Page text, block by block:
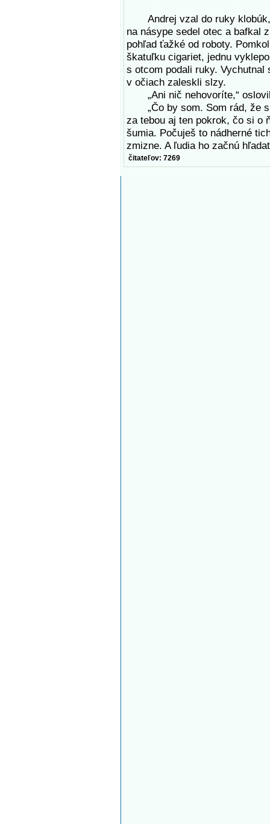
Andrej vzal do ruky klobúk,
na násype sedel otec a bafkal
pohľad ťažké od roboty.
škatuľku cigariet, jednu
s otcom podali ruky.
v očiach zaleskli slzy.
„Ani nič nehovoríte,“
„Čo by som. Som rád, že si
za tebou aj ten pokrok, čo si o
šumia. Počuješ to nádherné
zmizne. A ľudia ho začnú
čitateľov: 7269